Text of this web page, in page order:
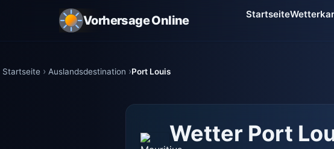
Vorhersage Online Startseite
Startseite Auslandsdestination Port Louis
Wetter Port